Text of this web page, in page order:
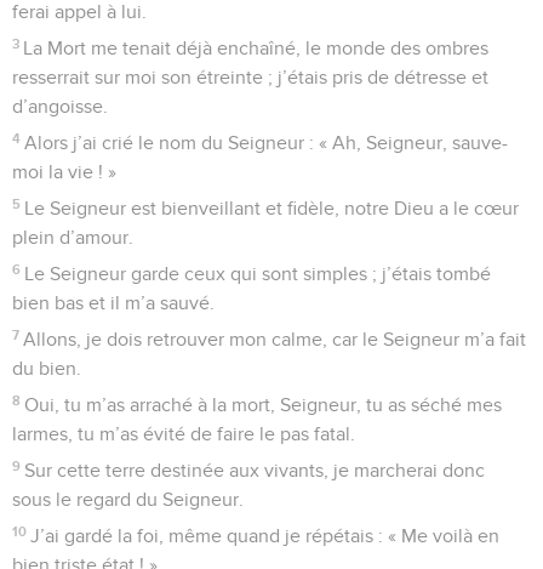
ferai appel à lui.
3 La Mort me tenait déjà enchaîné, le monde des ombres
resserrait sur moi son étreinte ; j’étais pris de détresse et
d’angoisse.
4 Alors j’ai crié le nom du Seigneur : « Ah, Seigneur, sauve-
moi la vie ! »
5 Le Seigneur est bienveillant et fidèle, notre Dieu a le cœur
plein d’amour.
6 Le Seigneur garde ceux qui sont simples ; j’étais tombé
bien bas et il m’a sauvé.
7 Allons, je dois retrouver mon calme, car le Seigneur m’a fait
du bien.
8 Oui, tu m’as arraché à la mort, Seigneur, tu as séché mes
larmes, tu m’as évité de faire le pas fatal.
9 Sur cette terre destinée aux vivants, je marcherai donc
sous le regard du Seigneur.
10 J’ai gardé la foi, même quand je répétais : « Me voilà en
bien triste état ! »